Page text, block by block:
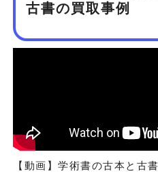
古書の買取事例
【動画】学術書の古本と古